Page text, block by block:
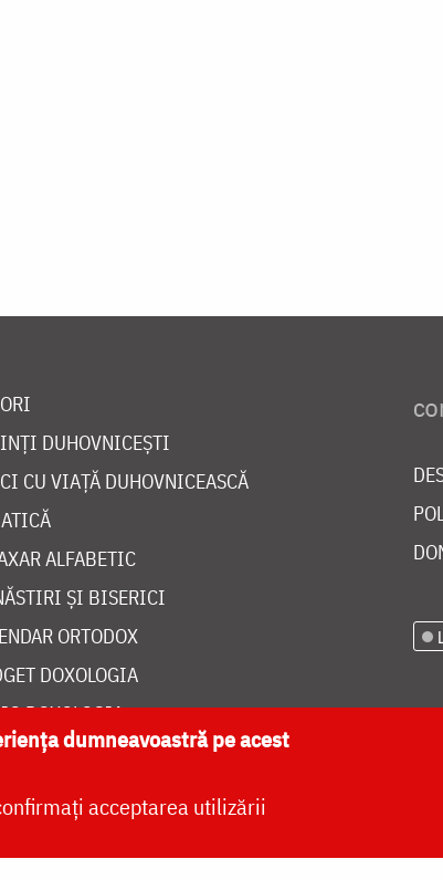
DUHOVNICEȘTI
CU VIAȚĂ DUHOVNICEASCĂ
ALFABETIC
ȘI BISERICI
ORTODOX
DOXOLOGIA
DOXOLOGIA
dumneavoastră pe acest
acceptarea utilizării